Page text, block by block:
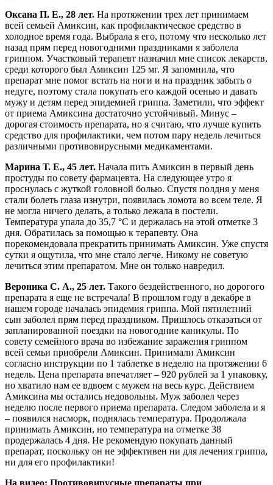
Оксана П. Е., 28 лет. На протяжении трех лет принимаем
всей семьей Амиксин, как профилактическое средство в
холодное время года. Выбрала я его, потому что несколько лет
назад прям перед новогодними праздниками я заболела
гриппом. Участковый терапевт назначил мне список лекарств,
среди которого был Амиксин 125 мг. Я запомнила, что
препарат мне помог встать на ноги и на праздник забыть о
недуге, поэтому стала покупать его каждой осенью и давать
мужу и детям перед эпидемией гриппа. Заметили, что эффект
от приема Амиксина достаточно устойчивый. Минус –
дорогая стоимость препарата, но я считаю, что лучше купить
средство для профилактики, чем потом пару недель лечиться
различными противовирусными медикаментами.
Марина Т. Е., 45 лет. Начала пить Амиксин в первый день
простуды по совету фармацевта. На следующее утро я
проснулась с жуткой головной болью. Спустя полдня у меня
стали болеть глаза изнутри, появилась ломота во всем теле. Я
не могла ничего делать, а только лежала в постели.
Температура упала до 35,7 °C и держалась на этой отметке 3
дня. Обратилась за помощью к терапевту. Она
порекомендовала прекратить принимать Амиксин. Уже спустя
сутки я ощутила, что мне стало легче. Никому не советую
лечиться этим препаратом. Мне он только навредил.
Вероника С. А., 25 лет. Такого бездейственного, но дорогого
препарата я еще не встречала! В прошлом году в декабре в
нашем городе началась эпидемия гриппа. Мой пятилетний
сын заболел прям перед праздником. Пришлось отказаться от
запланированной поездки на новогодние каникулы. По
совету семейного врача во избежание заражения гриппом
всей семьи приобрели Амиксин. Принимали Амиксин
согласно инструкции по 1 таблетке в неделю на протяжении 6
недель. Цена препарата впечатляет – 920 рублей за 1 упаковку,
но хватило нам ее вдвоем с мужем на весь курс. Действием
Амиксина мы остались недовольны. Муж заболел через
неделю после первого приема препарата. Следом заболела и я
– появился насморк, поднялась температура. Продолжала
принимать Амиксин, но температура на отметке 38
продержалась 4 дня. Не рекомендую покупать данный
препарат, поскольку он не эффективен ни для лечения гриппа,
ни для его профилактики!